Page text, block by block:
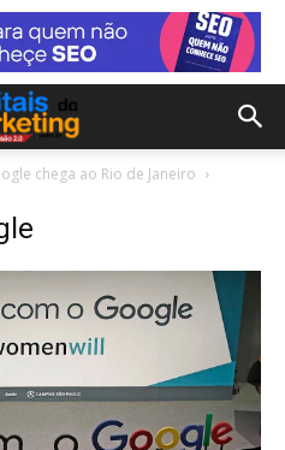
chega ao Rio de Janeiro